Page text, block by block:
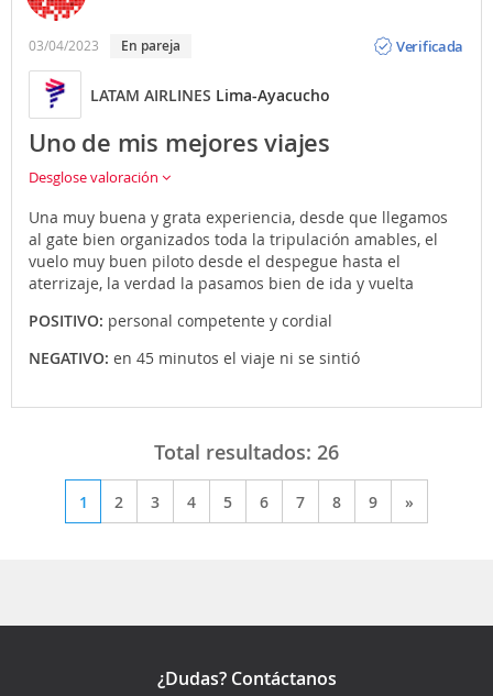
03/04/2023 En pareja
Verificada
LATAM AIRLINES Lima-Ayacucho
Uno de mis mejores viajes
Desglose valoración
Una muy buena y grata experiencia, desde que llegamos
al gate bien organizados toda la tripulación amables, el
vuelo muy buen piloto desde el despegue hasta el
aterrizaje, la verdad la pasamos bien de ida y vuelta
POSITIVO: personal competente y cordial
NEGATIVO: en 45 minutos el viaje ni se sintió
Total resultados: 26
1 2 3 4 5 6 7 8 9 »
¿Dudas? Contáctanos